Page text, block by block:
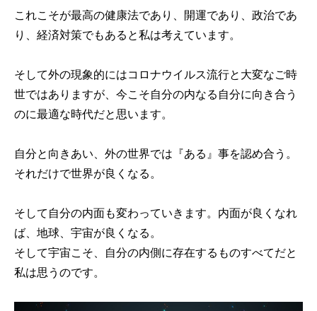
これこそが最高の健康法であり、開運であり、政治であ
り、経済対策でもあると私は考えています。
そして外の現象的にはコロナウイルス流行と大変なご時
世ではありますが、今こそ自分の内なる自分に向き合う
のに最適な時代だと思います。
自分と向きあい、外の世界では『ある』事を認め合う。
それだけで世界が良くなる。
そして自分の内面も変わっていきます。内面が良くなれ
ば、地球、宇宙が良くなる。
そして宇宙こそ、自分の内側に存在するものすべてだと
私は思うのです。